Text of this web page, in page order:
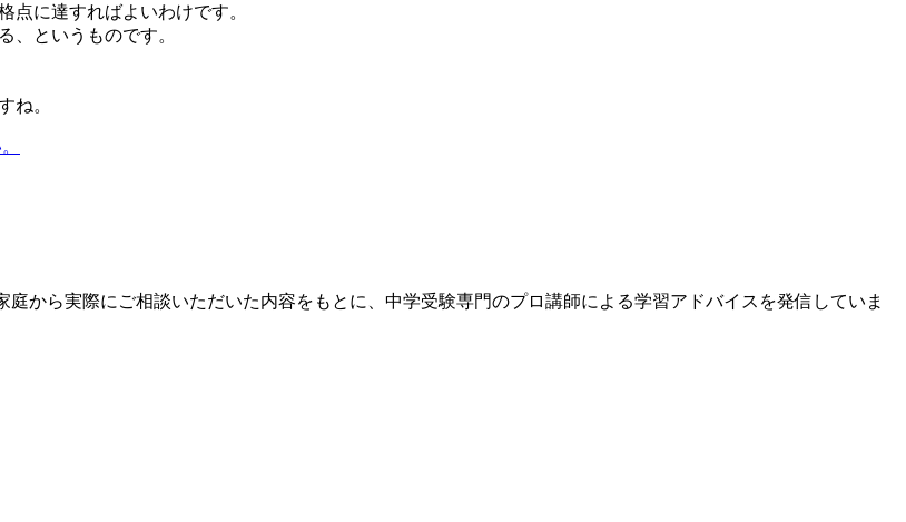
点に達すればよいわけです。
、というものです。
ね。
から実際にご相談いただいた内容をもとに、中学受験専門のプロ講師による学習アドバイスを発信していま